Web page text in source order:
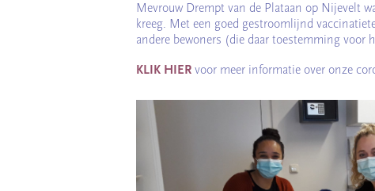
Mevrouw Drempt van de Plataan op Nijevelt
kreeg. Met een goed gestroomlijnd
andere bewoners (die daar toestemming voor
KLIK HIERvoor meer informatie over onze